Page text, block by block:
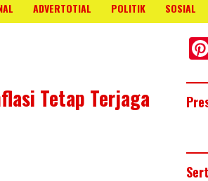
ADVERTOTIAL POLITIK SOSIAL
Tetap Terjaga